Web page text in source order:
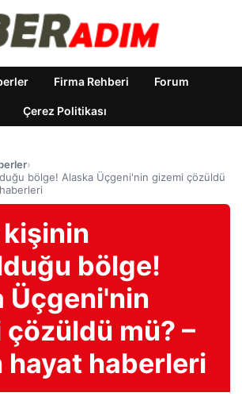
Firma Rehberi Forum
Çerez Politikası
›
bölge! Alaska Üçgeni'nin gizemi çözüldü
bölge!
Üçgeni'nin
mü? –
hayat haberleri